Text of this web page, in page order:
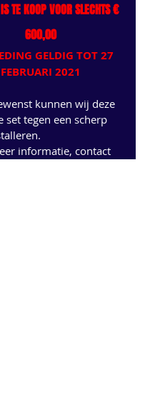
TE KOOP VOOR SLECHTS €
600,00
GELDIG TOT 27
FEBRUARI 2021
kunnen wij deze
set tegen een scherp
informatie, contact